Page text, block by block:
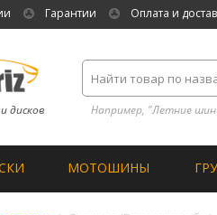
Гарантии Оплата и
дисков Например, "Летние
МОТОШИНЫ